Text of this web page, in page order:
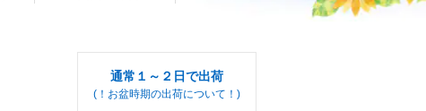
通常１～２日で出荷
(！お盆時期の出荷について！)